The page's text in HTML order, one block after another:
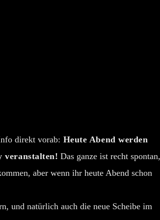
direkt vorab: Heute Abend werden
veranstalten! Das ganze ist recht spontan,
aber wenn ihr heute Abend schon
und natürlich auch die neue Scheibe im